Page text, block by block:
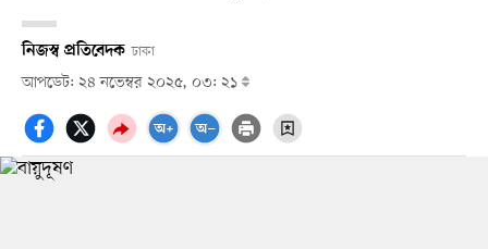
নিজস্ব প্রতিবেদক ঢাকা
আপডেট: ২৪ নভেম্বর ২০২৫, ০৩: ২১